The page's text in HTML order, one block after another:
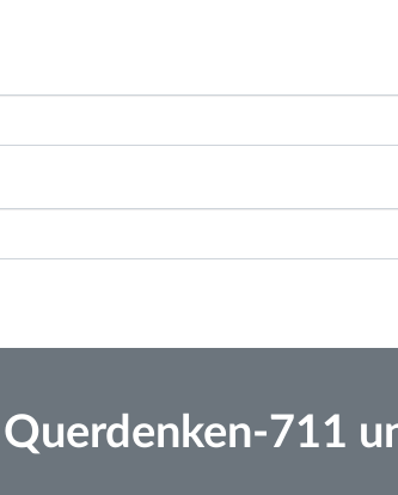
Querdenken-711